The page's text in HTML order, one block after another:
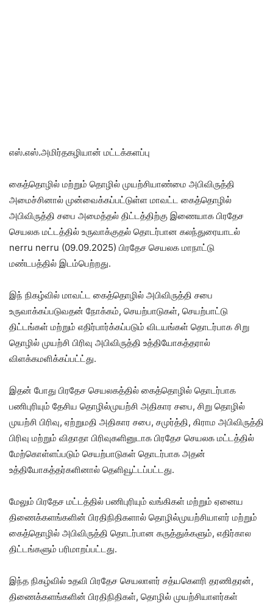
எஸ்.எஸ்.அமிர்தகழியான் மட்டக்களப்பு
கைத்தொழில் மற்றும் தொழில் முயற்சியாண்மை அபிவிருத்தி
அமைச்சினால் முன்வைக்கப்பட்டுள்ள மாவட்ட கைத்தொழில்
அபிவிருத்தி சபை அமைத்தல் திட்டத்திற்கு இணையாக பிரதேச
செயலக மட்டத்தில் உருவாக்குதல் தொடர்பான கலந்துரையாடல்
nerru nerru (09.09.2025) பிரதேச செயலக மாநாட்டு
மண்டபத்தில் இடம்பெற்றது.
இந் நிகழ்வில் மாவட்ட கைத்தொழில் அபிவிருத்தி சபை
உருவாக்கப்படுவதன் நோக்கம், செயற்பாடுகள், செயற்பாட்டு
திட்டங்கள் மற்றும் எதிர்பார்க்கப்படும் விடயங்கள் தொடர்பாக சிறு
தொழில் முயற்சி பிரிவு அபிவிருத்தி உத்தியோகத்தரால்
விளக்கமளிக்கப்பட்ட்து.
இதன் போது பிரதேச செயலகத்தில் கைத்தொழில் தொடர்பாக
பணிபுரியும் தேசிய தொழில்முயற்சி அதிகார சபை, சிறு தொழில்
முயற்சி பிரிவு, ஏற்றுமதி அதிகார சபை, சமுர்த்தி, கிராம அபிவிருத்தி
பிரிவு மற்றும் விதாதா பிரிவுகளினுடாக பிரதேச செயலக மட்டத்தில்
மேற்கொள்ளப்படும் செயற்பாடுகள் தொடர்பாக அதன்
உத்தியோகத்தர்களினால் தெளிவூட்டப்பட்டது.
மேலும் பிரதேச மட்டத்தில் பணிபுரியும் வங்கிகள் மற்றும் ஏனைய
திணைக்களங்களின் பிரதிநிதிகளால் தொழில்முயற்சியாளர் மற்றும்
கைத்தொழில் அபிவிருத்தி தொடர்பான கருத்துக்களும், எதிர்கால
திட்டங்களும் பரிமாறப்பட்டது.
இந்த நிகழ்வில் உதவி பிரதேச செயலாளர் சத்யகெளரி தரணிதரன்,
திணைக்களங்களின் பிரதிநிதிகள், தொழில் முயற்சியாளர்கள்